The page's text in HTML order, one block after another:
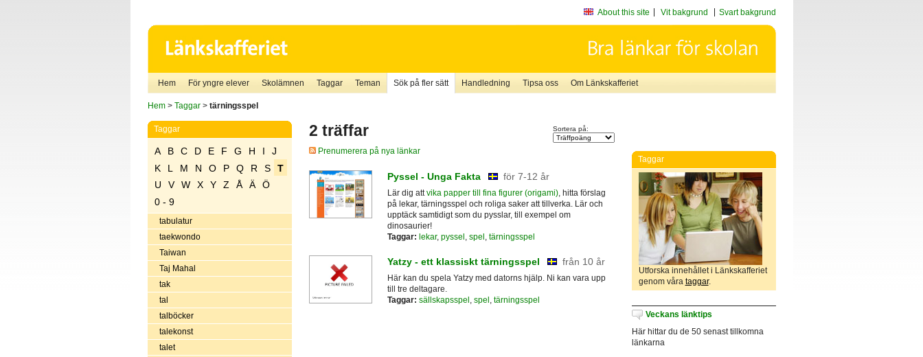
About this site Vit bakgrund Svart bakgrund
Hem För yngre elever Skolämnen Taggar Teman Sök på fler sätt Handledning Tipsa oss Om Länkskafferiet
Hem> Taggar> tärningsspel
Taggar
A B C D E F G H I
J
K
L M N O P Q R S
T
U
V W X Y Z Å Ä
Ö
0 - 9
tabulatur
taekwondo
Taiwan
Taj Mahal
tak
tal
talböcker
talekonst
talet
2 träffar Sortera på:
Prenumerera på nya länkar
Pyssel - Unga Fakta för 7-12 år
Lär dig attvika papper till fina figurer (origami), hitta förslag
på lekar, tärningsspel och roliga saker att tillverka. Lär och
upptäck samtidigt som du pysslar, till exempel om
dinosaurier!
Taggar: lekar, pyssel spel tärningsspel
Yatzy - ett klassiskt tärningsspel från 10 år
Här kan du spela Yatzy med datorns hjälp. Ni kan vara upp
till tre deltagare.
Taggar: sällskapsspel , spel , tärningsspel
Taggar
Utforska innehållet i Länkskafferiet
genom våra taggar.
Veckans länktips
Här hittar du de 50 senast tillkomna
länkarna